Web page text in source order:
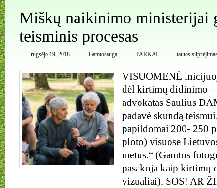
Miškų naikinimo ministerijai
teisminis procesas
rugsėjo 19, 2018 Gamtosauga PARKAI tautos silpnėjimas
VISUOMENĖ
dėl kirtimų didinimo
advokatas Saulius
padavė skundą
papildomai 200- 250
ploto) visuose
metus.“ (Gamtos
pasakoja kaip kirtimų
vizualiai). SOS! AR